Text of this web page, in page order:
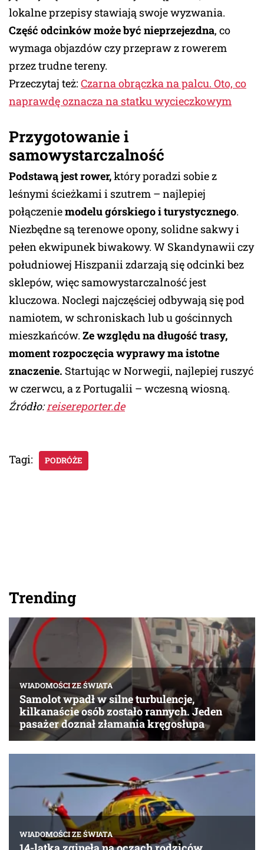
lokalne przepisy stawiają swoje wyzwania.
Część odcinków może być nieprzejezdna, co
wymaga objazdów czy przepraw z rowerem
przez trudne tereny.
Przeczytaj też: Czarna obrączka na palcu. Oto, co
naprawdę oznacza na statku wycieczkowym
Przygotowanie i
samowystarczalność
Podstawą jest rower,który poradzi sobie z
leśnymi ścieżkami i szutrem – najlepiej
połączeniemodelu górskiego i turystycznego.
Niezbędne są terenowe opony, solidne sakwy i
pełen ekwipunek biwakowy. W Skandynawii czy
południowej Hiszpanii zdarzają się odcinki bez
sklepów, więc samowystarczalność jest
kluczowa. Noclegi najczęściej odbywają się pod
namiotem, w schroniskach lub u gościnnych
mieszkańców. Ze względu na długość trasy,
moment rozpoczęcia wyprawy ma istotne
znaczenie. Startując w Norwegii, najlepiej ruszyć
w czerwcu, a z Portugalii – wczesną wiosną.
Źródło:reisereporter.de
Tagi: PODRÓŻE
Trending